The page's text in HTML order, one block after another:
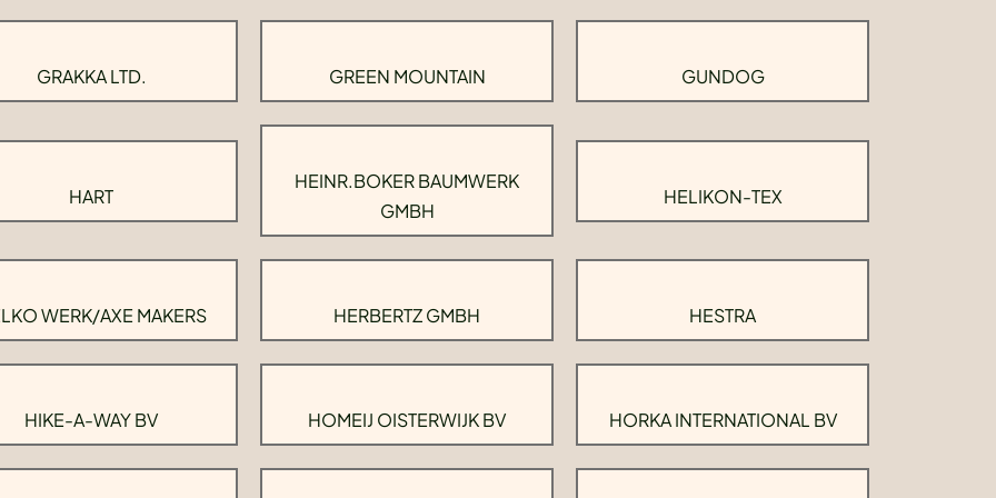
GRAKKA LTD. GREEN MOUNTAIN GUNDOG
HART
HEINR.BOKER BAUMWERK
GMBH
HELIKON-TEX
WERK/AXE MAKERS HERBERTZ GMBH HESTRA
HIKE-A-WAY BV HOMEIJ OISTERWIJK BV HORKA INTERNATIONAL BV